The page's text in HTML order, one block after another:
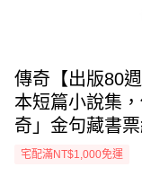
傳奇【出版80
本短篇小說集
奇」金句藏書票
宅配滿NT$1,000免運